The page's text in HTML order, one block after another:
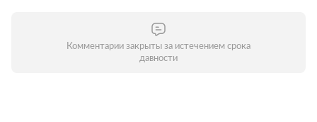
Комментарии закрыты за истечением срока
давности